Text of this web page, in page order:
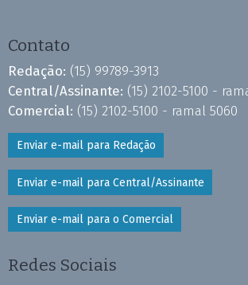
Contato
Redação: (15) 99789-3913
Central/Assinante: (15) 2102-5100 -
Comercial: (15) 2102-5100 - ramal 5060
Enviar e-mail para Redação
Enviar e-mail para Central/Assinante
Enviar e-mail para o Comercial
Redes Sociais